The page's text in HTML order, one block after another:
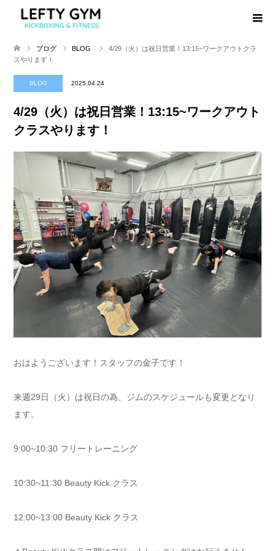
ブログ BLOG
4/29（火）は祝日営業！13:15~ワークアウトクラ
スやります！
BLOG 2025.04.24
4/29（火）は祝日営業！13:15~ワークアウト
クラスやります！
おはようございます！スタッフの金子です！
来週29日（火）は祝日の為、ジムのスケジュールも変更となり
ます。
9:00~10:30 フリートレーニング
10:30~11:30 Beauty Kick クラス
12:00~13:00 Beauty Kick クラス